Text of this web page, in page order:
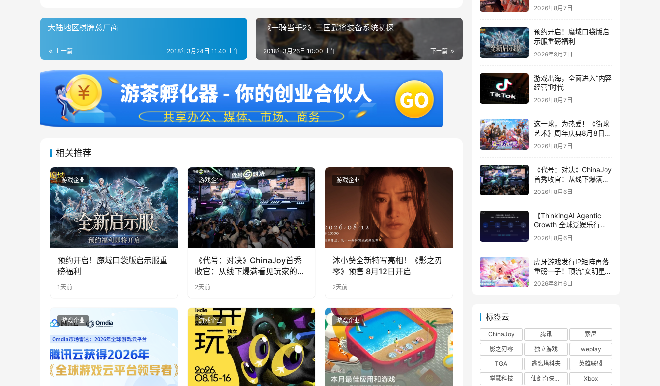
大陆地区棋牌总厂商
上一篇 2018年3月24日 11:40 上午
《一骑当千2》三国武将装备系统初探
下一篇
2018年3月26日 10:00 上午
相关推荐
游戏企业
预约开启！魔域口袋版启示服重
磅福利
1天前
游戏企业
《代号：对决》ChinaJoy首秀
收官：从线下爆满看见玩家的真
实期待
2天前
游戏企业
沐小葵全新特写亮相！《影之刃
零》预售 8月12日开启
2天前
游戏企业 游戏企业 游戏企业
2026年8月7日
预约开启！魔域口袋版启
示服重磅福利
2026年8月7日
游戏出海，全面进入“内容
经营”时代
2026年8月7日
这一球，为热爱！《街球
艺术》周年庆典8月8日正
式上线，多重福利与全新
内容同步开启
2026年8月7日
《代号：对决》ChinaJoy
首秀收官：从线下爆满看
见玩家的真实期待
2026年8月6日
【ThinkingAI Agentic
Growth 全球泛娱乐行业
峰会】Agent 时代，人到
底负责什么
2026年8月6日
虎牙游戏发行IP矩阵再落
重磅一子！顶流“女明星”
ZANMANG LOOPY 正版
2026年8月6日
标签云
ChinaJoy 腾讯
索尼
影之刃零
独立游戏
weplay
TGA
逃离塔科夫
英雄联盟
掌慧科技
仙剑奇侠传四 Xbox